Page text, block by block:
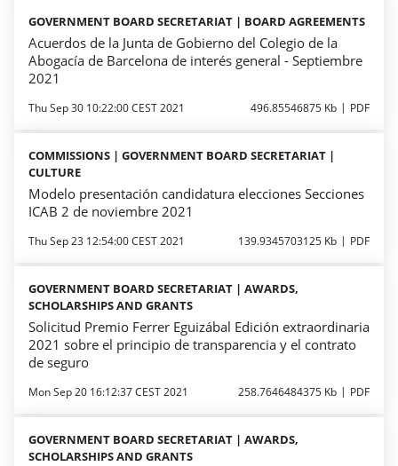
GOVERNMENT BOARD SECRETARIAT | BOARD AGREEMENTS
Acuerdos de la Junta de Gobierno del Colegio de la
Abogacía de Barcelona de interés general - Septiembre
2021
Thu Sep 30 10:22:00 CEST 2021 496.85546875 Kb PDF
COMMISSIONS | GOVERNMENT BOARD SECRETARIAT |
CULTURE
Modelo presentación candidatura elecciones Secciones
ICAB 2 de noviembre 2021
Thu Sep 23 12:54:00 CEST 2021 139.9345703125 Kb PDF
GOVERNMENT BOARD SECRETARIAT | AWARDS,
SCHOLARSHIPS AND GRANTS
Solicitud Premio Ferrer Eguizábal Edición extraordinaria
2021 sobre el principio de transparencia y el contrato
de seguro
Mon Sep 20 16:12:37 CEST 2021 258.7646484375 Kb PDF
GOVERNMENT BOARD SECRETARIAT | AWARDS,
SCHOLARSHIPS AND GRANTS